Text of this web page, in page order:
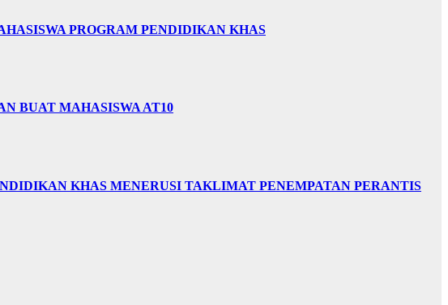
PROGRAM PENDIDIKAN KHAS
BUAT MAHASISWA AT10
KHAS MENERUSI TAKLIMAT PENEMPATAN PERANTIS